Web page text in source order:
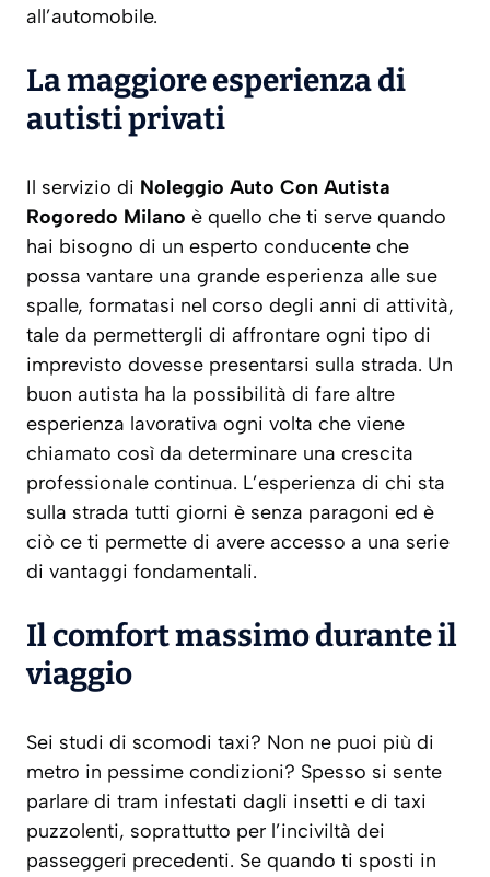
all’automobile.
La maggiore esperienza di
autisti privati
Il servizio di Noleggio Auto Con Autista
Rogoredo Milano è quello che ti serve quando
hai bisogno di un esperto conducente che
possa vantare una grande esperienza alle sue
spalle, formatasi nel corso degli anni di attività,
tale da permettergli di affrontare ogni tipo di
imprevisto dovesse presentarsi sulla strada. Un
buon autista ha la possibilità di fare altre
esperienza lavorativa ogni volta che viene
chiamato così da determinare una crescita
professionale continua. L’esperienza di chi sta
sulla strada tutti giorni è senza paragoni ed è
ciò ce ti permette di avere accesso a una serie
di vantaggi fondamentali.
Il comfort massimo durante il
viaggio
Sei studi di scomodi taxi? Non ne puoi più di
metro in pessime condizioni? Spesso si sente
parlare di tram infestati dagli insetti e di taxi
puzzolenti, soprattutto per l’inciviltà dei
passeggeri precedenti. Se quando ti sposti in